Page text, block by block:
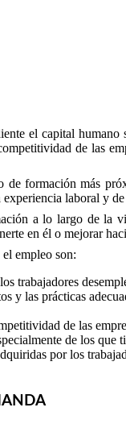
el capital
de las
formación más
laboral y
a lo largo de la
en él o mejorar
empleo son:
trabajadores
y las prácticas
de las
de los
por los